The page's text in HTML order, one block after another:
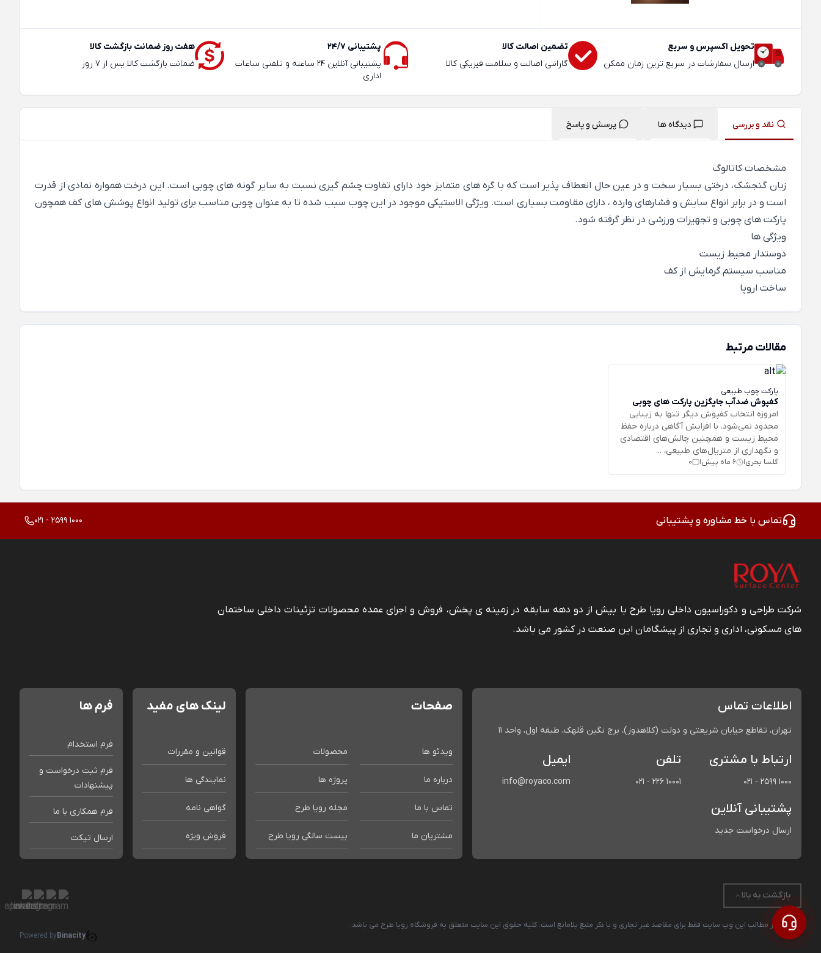
تحویل اکسپرس و سریع
ارسال سفارشات در سریع ترین زمان ممکن
تضمین اصالت کالا
گارانتی اصالت و سلامت فیزیکی کالا
پشتیبانی 24/7
پشتیبانی آنلاین 24 ساعته و تلفنی ساعات
اداری
هفت روز ضمانت بازگشت کالا
ضمانت بازگشت کالا پس از 7 روز
نقد و بررسی دیدگاه ها پرسش و پاسخ
مشخصات کاتالوگ
زبان گنجشک، درختی بسیار سخت و در عین حال انعطاف پذیر است که با گره های متمایز خود دارای تفاوت چشم گیری نسبت به سایر گونه های چوبی است. این درخت همواره نمادی از قدرت
است و در برابر انواع سایش و فشارهای وارده ، دارای مقاومت بسیاری است. ویژگی الاستیکی موجود در این چوب سبب شده تا به عنوان چوبی مناسب برای تولید انواع پوشش های کف همچون
پارکت های چوبی و تجهیزات ورزشی در نظر گرفته شود.
ویژگی ها
دوستدار محیط زیست
مناسب سیستم گرمایش از کف
ساخت اروپا
مقالات مرتبط
پارکت چوب طبیعی
کفپوش ضدآب جایگزین پارکت های چوبی
امروزه انتخاب کفپوش دیگر تنها به زیبایی
محدود نمی‌شود. با افزایش آگاهی درباره حفظ
محیط زیست و همچنین چالش‌های اقتصادی
و نگهداری از متریال‌های طبیعی، ...
گلسا بحری| 6 ماه پیش |
0
تماس با خط مشاوره و پشتیبانی 021 - 2599 1000
شرکت طراحی و دکوراسیون داخلی رویا طرح با بیش از دو دهه سابقه در زمینه ی پخش، فروش و اجرای عمده محصولات تزئینات داخلی ساختمان
های مسکونی، اداری و تجاری از پیشگامان این صنعت در کشور می باشد.
اطلاعات تماس
تهران، تقاطع خیابان شریعتی و دولت (کلاهدوز)، برج نگین قلهک، طبقه اول، واحد 11
ارتباط با مشتری
021 - 2599 1000
تلفن
021 - 226 10001
ایمیل
info@royaco.com
پشتیبانی آنلاین
ارسال درخواست جدید
صفحات
ویدئو ها محصولات
درباره ما پروژه ها
تماس با ما مجله رویا طرح
مشتریان ما بیست سالگی رویا طرح
لینک های مفید
قوانین و مقررات
نمایندگی ها
گواهی نامه
فروش ویژه
فرم ها
فرم استخدام
فرم ثبت درخواست و
پیشنهادات
فرم همکاری با ما
ارسال تیکت
بازگشت به بالا
استفاده از مطالب این وب سایت فقط برای مقاصد غیر تجاری و با ذکر منبع بلامانع است. کلیه حقوق این سایت متعلق به فروشگاه رویا طرح می باشد.
Powered byBinacity